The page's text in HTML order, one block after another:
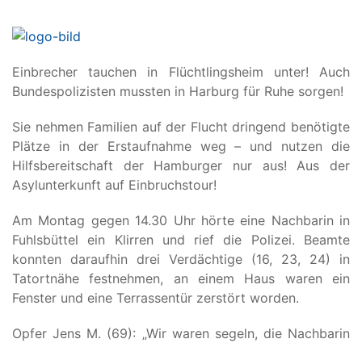
Einbrecher tauchen in Flüchtlingsheim unter! Auch
Bundespolizisten mussten in Harburg für Ruhe sorgen!
Sie nehmen Familien auf der Flucht dringend benötigte
Plätze in der Erstaufnahme weg – und nutzen die
Hilfsbereitschaft der Hamburger nur aus! Aus der
Asylunterkunft auf Einbruchstour!
Am Montag gegen 14.30 Uhr hörte eine Nachbarin in
Fuhlsbüttel ein Klirren und rief die Polizei. Beamte
konnten daraufhin drei Verdächtige (16, 23, 24) in
Tatortnähe festnehmen, an einem Haus waren ein
Fenster und eine Terrassentür zerstört worden.
Opfer Jens M. (69): „Wir waren segeln, die Nachbarin